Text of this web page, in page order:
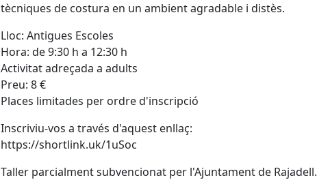
tècniques de costura en un ambient agradable i distès.
Lloc: Antigues Escoles
Hora: de 9:30 h a 12:30 h
Activitat adreçada a adults
Preu: 8 €
Places limitades per ordre d'inscripció
Inscriviu-vos a través d'aquest enllaç:
https://shortlink.uk/1uSoc
Taller parcialment subvencionat per l'Ajuntament de Rajadell.